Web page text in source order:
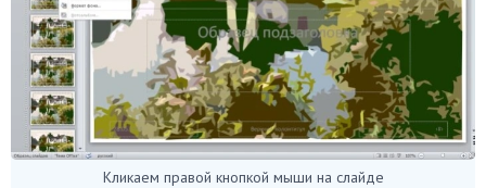
Кликаем правой кнопкой мыши на слайде